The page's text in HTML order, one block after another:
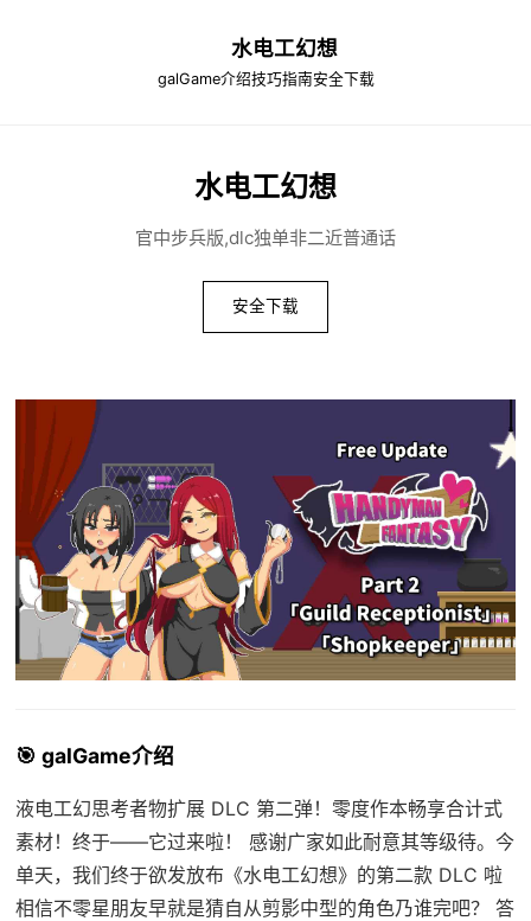
水电工幻想
galGame介绍技巧指南安全下载
水电工幻想
官中步兵版,dlc独单非二近普通话
安全下载
🎯 galGame介绍
液电工幻思考者物扩展 DLC 第二弹！零度作本畅享合计式
素材！终于——它过来啦！ 感谢广家如此耐意其等级待。今
单天，我们终于欲发放布《水电工幻想》的第二款 DLC 啦
相信不零星朋友早就是猜自从剪影中型的角色乃谁完吧？ 答